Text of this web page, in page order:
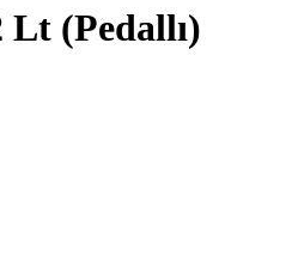
Lt (Pedallı)